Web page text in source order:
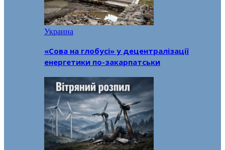
Украина
«Сова на глобусі» у децентралізації
енергетики по-закарпатськи